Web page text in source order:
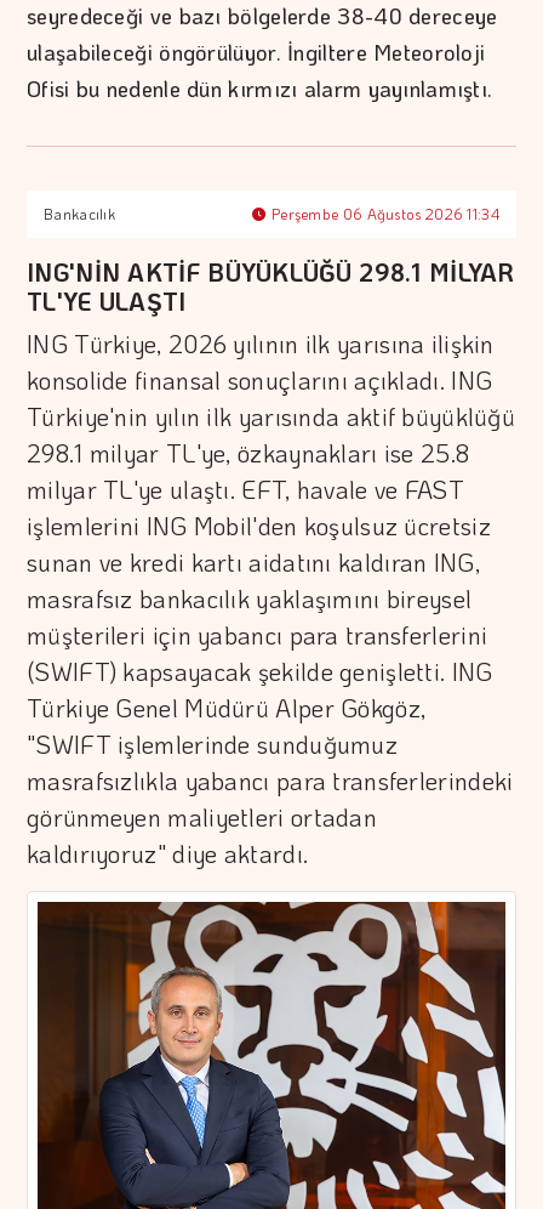
seyredeceği ve bazı bölgelerde 38-40 dereceye
ulaşabileceği öngörülüyor. İngiltere Meteoroloji
Ofisi bu nedenle dün kırmızı alarm yayınlamıştı.
Bankacılık Perşembe 06 Ağustos 2026 11:34
ING'NİN AKTİF BÜYÜKLÜĞÜ 298.1 MİLYAR
TL'YE ULAŞTI
ING Türkiye, 2026 yılının ilk yarısına ilişkin
konsolide finansal sonuçlarını açıkladı. ING
Türkiye'nin yılın ilk yarısında aktif büyüklüğü
298.1 milyar TL'ye, özkaynakları ise 25.8
milyar TL'ye ulaştı. EFT, havale ve FAST
işlemlerini ING Mobil'den koşulsuz ücretsiz
sunan ve kredi kartı aidatını kaldıran ING,
masrafsız bankacılık yaklaşımını bireysel
müşterileri için yabancı para transferlerini
(SWIFT) kapsayacak şekilde genişletti. ING
Türkiye Genel Müdürü Alper Gökgöz,
"SWIFT işlemlerinde sunduğumuz
masrafsızlıkla yabancı para transferlerindeki
görünmeyen maliyetleri ortadan
kaldırıyoruz" diye aktardı.